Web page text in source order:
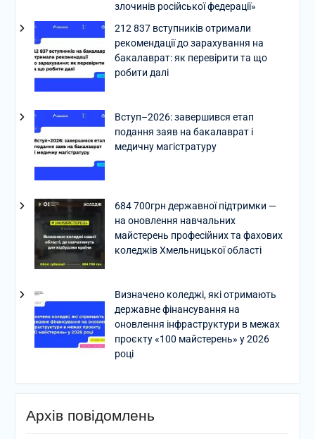
злочинів російської федерації»
212 837 вступників отримали
рекомендації до зарахування на
бакалаврат: як перевірити та що
робити далі
Вступ–2026: завершився етап
подання заяв на бакалаврат і
медичну магістратуру
684 700грн державної підтримки —
на оновлення навчальних
майстерень професійних та фахових
коледжів Хмельницької області
Визначено коледжі, які отримають
державне фінансування на
оновлення інфраструктури в межах
проєкту «100 майстерень» у 2026
році
Архів повідомлень